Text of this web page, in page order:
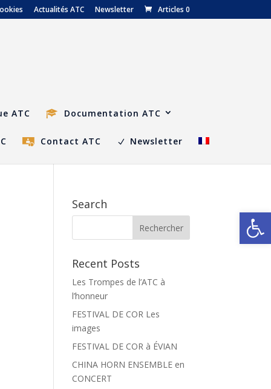
Ouvrir
Actualités ATC Newsletter Articles 0
ATC Documentation ATC
Contact ATC Newsletter
Search
Recent Posts
Les Trompes de l’ATC à
l’honneur
FESTIVAL DE COR Les
images
FESTIVAL DE COR à ÉVIAN
CHINA HORN ENSEMBLE en
CONCERT